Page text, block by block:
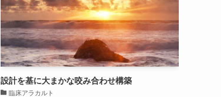
設計を基に大まかな咬み合わせ構築
臨床アラカルト